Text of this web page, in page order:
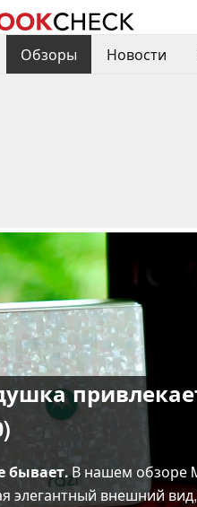
Обзоры Новости
бывает.В нашем обзоре
элегантный внешний